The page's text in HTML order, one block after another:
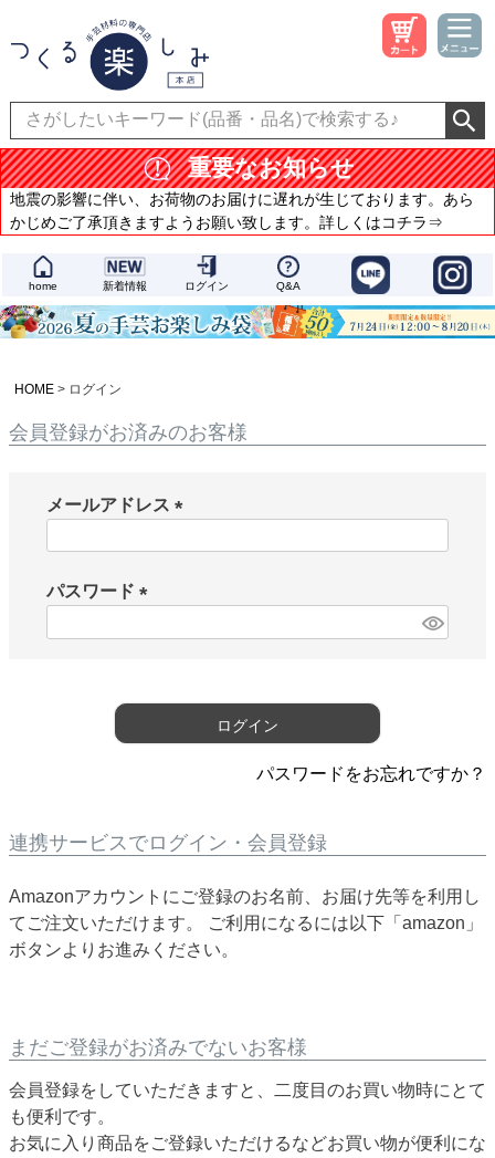
重要なお知らせ
地震の影響に伴い、お荷物のお届けに遅れが生じております。あら
かじめご了承頂きますようお願い致します。詳しくはコチラ⇒
home 新着情報 ログイン Q&A
HOME ログイン
会員登録がお済みのお客様
メールアドレス
パスワード
)
ログイン
パスワードをお忘れですか？
連携サービスでログイン・会員登録
Amazonアカウントにご登録のお名前、お届け先等を利用し
てご注文いただけます。 ご利用になるには以下「amazon」
ボタンよりお進みください。
まだご登録がお済みでないお客様
会員登録をしていただきますと、二度目のお買い物時にとて
も便利です。
お気に入り商品をご登録いただけるなどお買い物が便利にな